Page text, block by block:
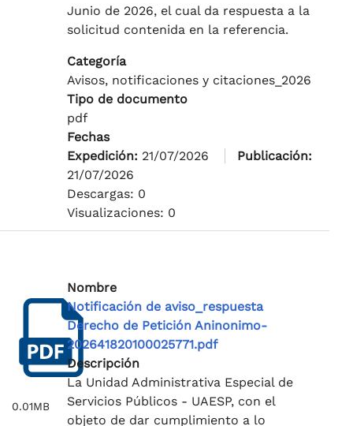
Junio de 2026, el cual da respuesta a la
solicitud contenida en la referencia.
Categoría
Avisos, notificaciones y citaciones_2026
Tipo de documento
pdf
Fechas
Expedición: 21/07/2026
Publicación:
21/07/2026
Descargas: 0
Visualizaciones: 0
0.01MB
Nombre
Notificación de aviso_respuesta
Derecho de Petición Aninonimo-
202641820100025771.pdf
Descripción
La Unidad Administrativa Especial de
Servicios Públicos - UAESP, con el
objeto de dar cumplimiento a lo